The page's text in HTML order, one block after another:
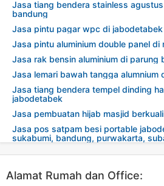
Jasa tiang bendera stainless
bandung
Jasa pintu pagar wpc di
Jasa pintu aluminium double panel di
Jasa rak bensin aluminium di parung
Jasa lemari bawah tangga alumnium
Jasa tiang bendera tempel dinding
jabodetabek
Jasa pembuatan hijab masjid
Jasa pos satpam besi portable
sukabumi, bandung, purwakarta,
Alamat Rumah dan Office: